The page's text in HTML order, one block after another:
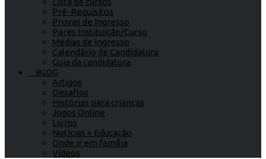
Pré-Requisitos
Provas de Ingresso
Pares Instituição/Curso
Médias de Ingresso
Calendário de Candidatura
Guia da candidatura
BLOG
Artigos
Desafios
Histórias para crianças
Jogos Online
Livros
Notícias » Educação
Onde ir em família
Vídeos